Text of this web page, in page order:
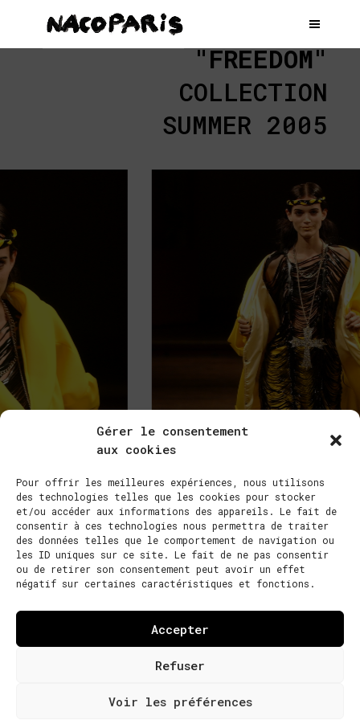
Gérer le consentement
aux cookies
Pour offrir les meilleures expériences, nous utilisons
des technologies telles que les cookies pour stocker
et/ou accéder aux informations des appareils. Le fait de
consentir à ces technologies nous permettra de traiter
des données telles que le comportement de navigation ou
les ID uniques sur ce site. Le fait de ne pas consentir
ou de retirer son consentement peut avoir un effet
négatif sur certaines caractéristiques et fonctions.
Accepter
Refuser
Voir les préférences
"FREEDOM"
COLLECTION
SUMMER 2005
Photos : JL Coulombel / Makeup : Karine Marsac for Shu Uemura / Hair :